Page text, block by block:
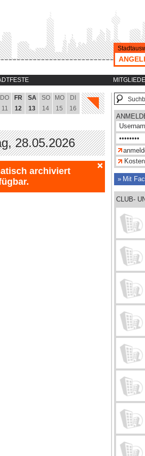
DO
11
FR
12
SA
13
SO
14
MO
15
DI
16
28.05.2026
archiviert
Mit
CLUB-